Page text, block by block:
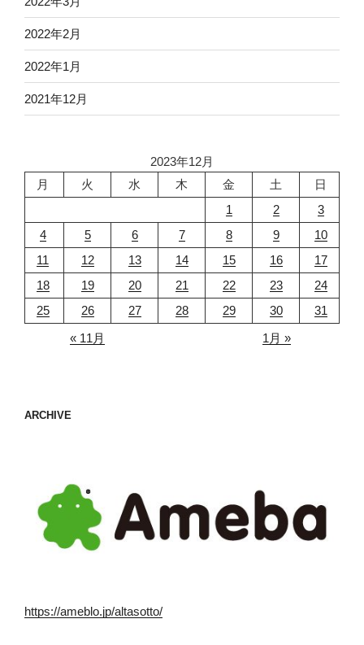
2022年2月
2022年1月
2021年12月
2023年12月
月
火 水 木 金 土
日
1
2
3
4
5 6 7 8 9
10
11
12 13 14 15 16
17
18
19 20 21 22 23
24
25
26 27 28 29 30
31
« 11月
1月 »
ARCHIVE
https://ameblo.jp/altasotto/